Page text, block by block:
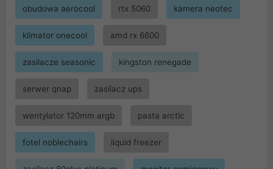
obudowa aerocool rtx 5060 kamera neotec
klimator onecool amd rx 6600
zasilacze seasonic kingston renegade
serwer qnap zasilacz ups
wentylator 120mm argb pasta arctic
fotel noblechairs liquid freezer